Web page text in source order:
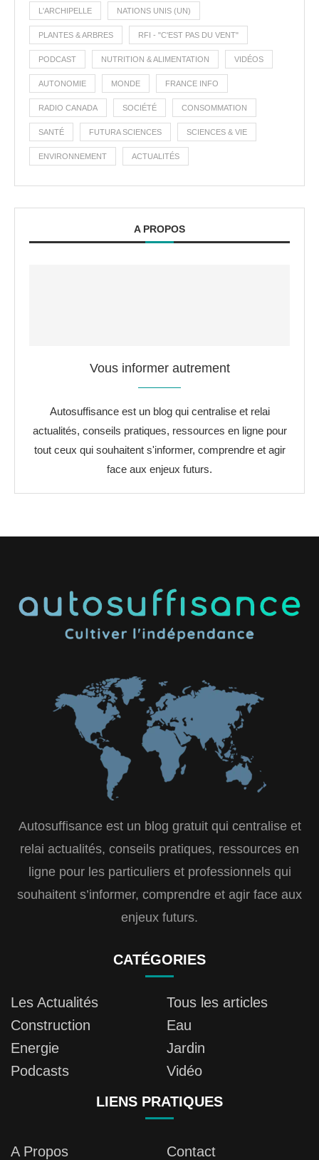
L'ARCHIPELLE NATIONS UNIS (UN)
PLANTES & ARBRES RFI - "C'EST PAS DU VENT"
PODCAST NUTRITION & ALIMENTATION VIDÉOS
AUTONOMIE MONDE FRANCE INFO
RADIO CANADA SOCIÉTÉ CONSOMMATION
SANTÉ FUTURA SCIENCES SCIENCES & VIE
ENVIRONNEMENT ACTUALITÉS
A PROPOS
Vous informer autrement
Autosuffisance est un blog qui centralise et relai
actualités, conseils pratiques, ressources en ligne pour
tout ceux qui souhaitent s'informer, comprendre et agir
face aux enjeux futurs.
Autosuffisance est un blog gratuit qui centralise et
relai actualités, conseils pratiques, ressources en
ligne pour les particuliers et professionnels qui
souhaitent s’informer, comprendre et agir face aux
enjeux futurs.
CATÉGORIES
Les Actualités
Tous les articles
Construction
Eau
Energie
Jardin
Podcasts
Vidéo
LIENS PRATIQUES
A Propos
Contact